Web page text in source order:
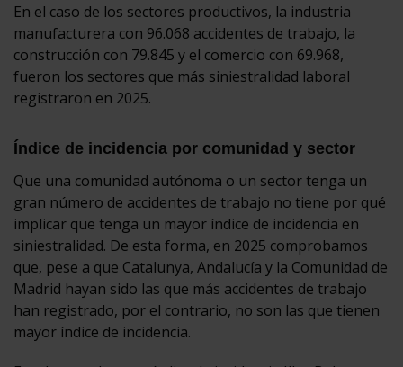
En el caso de los sectores productivos, la industria
manufacturera con 96.068 accidentes de trabajo, la
construcción con 79.845 y el comercio con 69.968,
fueron los sectores que más siniestralidad laboral
registraron en 2025.
Índice de incidencia por comunidad y sector
Que una comunidad autónoma o un sector tenga un
gran número de accidentes de trabajo no tiene por qué
implicar que tenga un mayor índice de incidencia en
siniestralidad. De esta forma, en 2025 comprobamos
que, pese a que Catalunya, Andalucía y la Comunidad de
Madrid hayan sido las que más accidentes de trabajo
han registrado, por el contrario, no son las que tienen
mayor índice de incidencia.